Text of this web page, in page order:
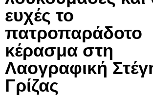
ευχές το
πατροπαράδοτο
κέρασμα στη
Λαογραφική
Γρίζας